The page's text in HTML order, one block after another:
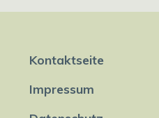
Kontaktseite
Impressum